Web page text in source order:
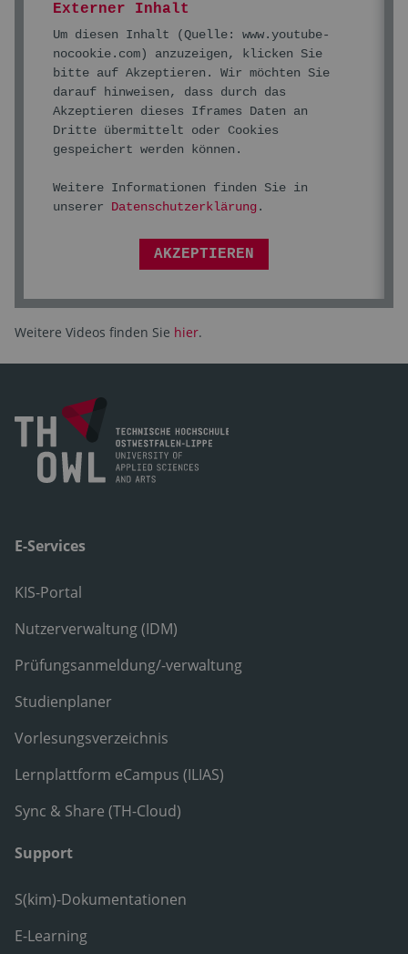
Externer Inhalt
Um diesen Inhalt (Quelle: www.youtube-
nocookie.com) anzuzeigen, klicken Sie
bitte auf Akzeptieren. Wir möchten Sie
darauf hinweisen, dass durch das
Akzeptieren dieses Iframes Daten an
Dritte übermittelt oder Cookies
gespeichert werden können.
Weitere Informationen finden Sie in
unserer Datenschutzerklärung.
AKZEPTIEREN
Weitere Videos finden Sie hier.
E-Services
KIS-Portal
Nutzerverwaltung (IDM)
Prüfungsanmeldung/-verwaltung
Studienplaner
Vorlesungsverzeichnis
Lernplattform eCampus (ILIAS)
Sync & Share (TH-Cloud)
Support
S(kim)-Dokumentationen
E-Learning